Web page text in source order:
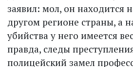
заявил: мол, он находится
другом регионе страны, а
убийства у него имеется
правда, следы
полицейский замел